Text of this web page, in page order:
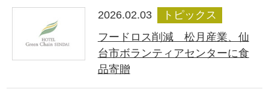
2026.02.03
トピックス
フードロス削減 松月産業、仙
台市ボランティアセンターに食
品寄贈